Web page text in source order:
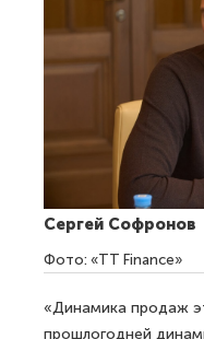
Сергей Софронов
Фото: «TT Finance»
«Динамика продаж
прошлогодней